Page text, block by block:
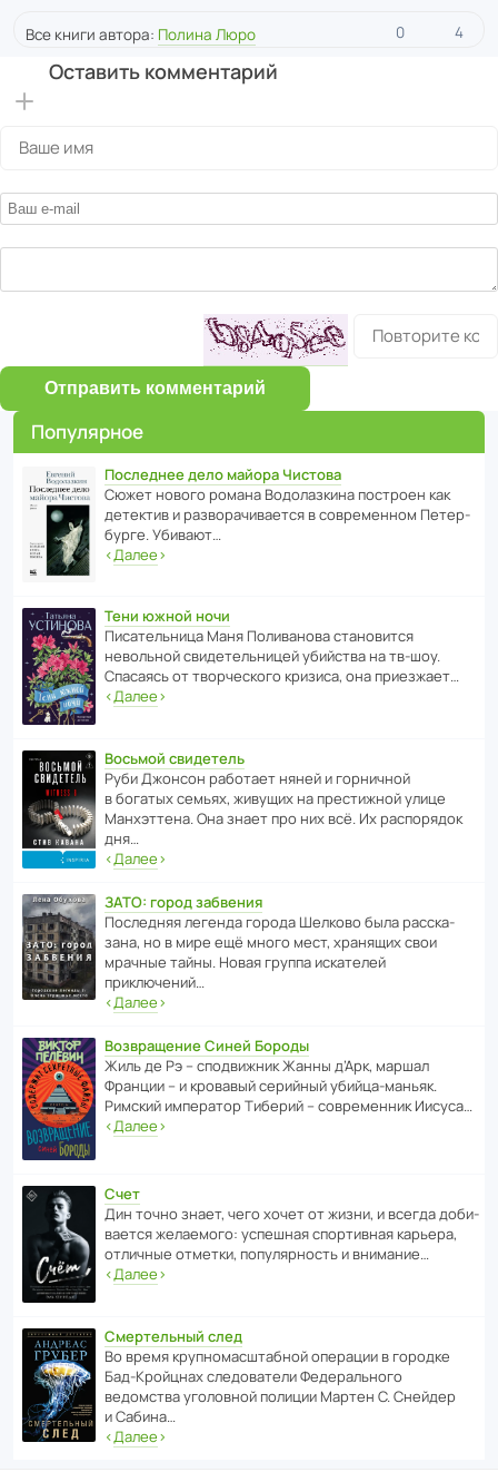
Все книги автора: Полина Люро 0 4
Оставить комментарий
Отправить комментарий
Популярное
Последнее дело майора Чистова
Сюжет нового романа Водо­ла­з­кина пост­роен как
дете­ктив и разво­ра­чи­ва­ется в совре­менном Пете­р­
бурге. Убивают…
‹Далее›
Тени южной ночи
Писа­тель­ница Маня Поли­ва­нова стано­вится
невольной свиде­тель­ницей убийства на тв-шоу.
Спасаясь от твор­че­с­кого кризиса, она приезжает…
‹Далее›
Восьмой свидетель
Руби Джонсон рабо­тает няней и горни­чной
в богатых семьях, живущих на прес­ти­жной улице
Манх­эт­тена. Она знает про них всё. Их распо­рядок
дня…
‹Далее›
ЗАТО: город забвения
После­дняя легенда города Шелково была расска­
зана, но в мире ещё много мест, хранящих свои
мрачные тайны. Новая группа иска­телей
приключений…
‹Далее›
Возвращение Синей Бороды
Жиль де Рэ – спод­ви­жник Жанны д’Арк, маршал
Франции – и кровавый серийный убийца-маньяк.
Римский импе­ратор Тиберий – совре­менник Иисуса…
‹Далее›
Счет
Дин точно знает, чего хочет от жизни, и всегда доби­
ва­ется жела­е­мого: успе­шная спор­ти­вная карьера,
отли­чные отметки, попу­ля­р­ность и внимание…
‹Далее›
Смертельный след
Во время круп­но­мас­ш­та­бной операции в городке
Бад‑Крой­цнах следо­ва­тели Феде­раль­ного
ведомства уголо­вной полиции Мартен С. Снейдер
и Сабина…
‹Далее›